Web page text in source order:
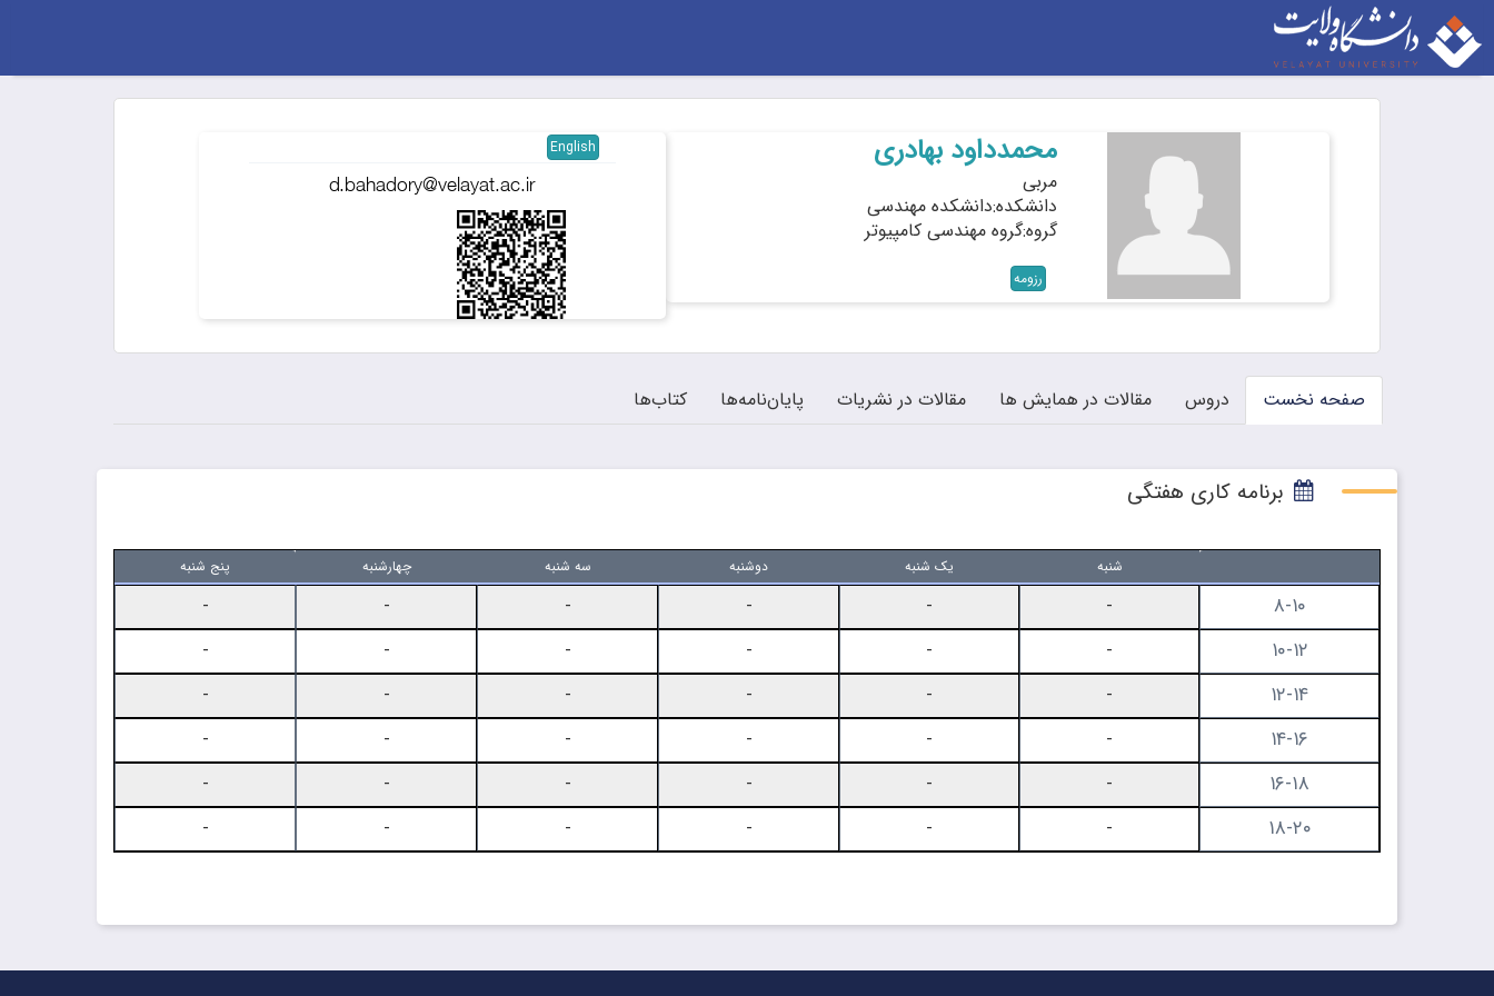
محمدداود بهادری
مربی
دانشکده:دانشکده مهندسی
گروه:گروه مهندسی کامپیوتر
رزومه
English
صفحه نخست دروس مقالات در همایش ها مقالات در نشریات پایان‌نامه‌ها کتاب‌ها
برنامه کاری هفتگی
شنبه یک شنبه دوشنبه سه شنبه چهارشنبه پنج شنبه
۸-۱۰ -
-
-
-
-
-
۱۰-۱۲ -
-
-
-
-
-
۱۲-۱۴ -
-
-
-
-
-
۱۴-۱۶ -
-
-
-
-
-
۱۶-۱۸ -
-
-
-
-
-
۱۸-۲۰ -
-
-
-
-
-